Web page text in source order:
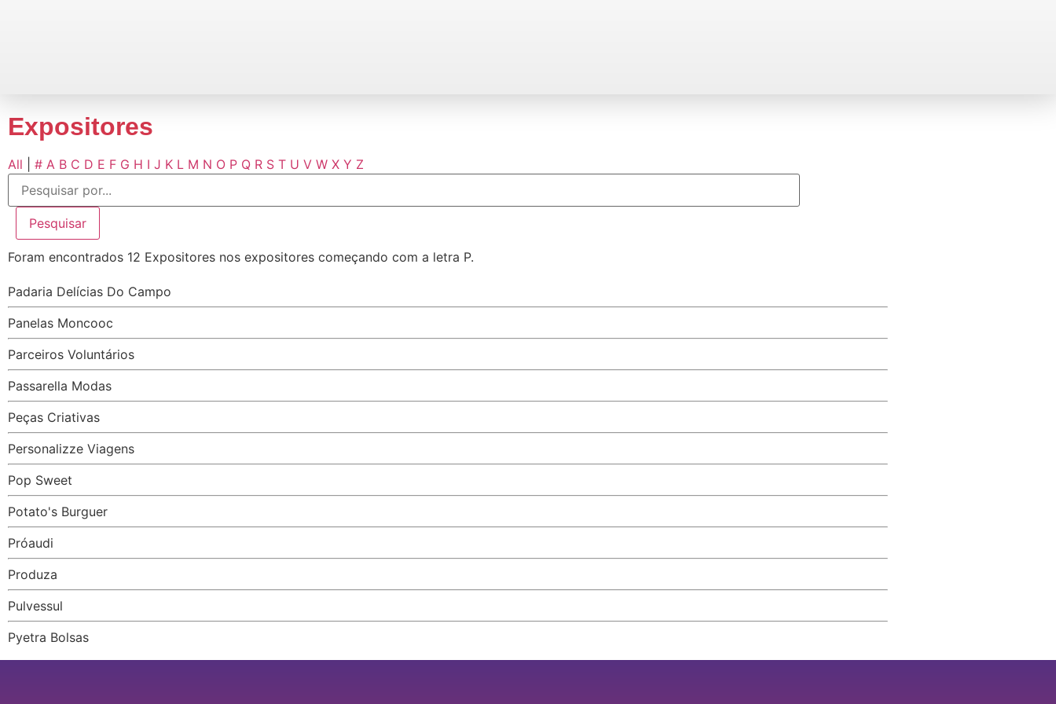
Expositores
All # A B C D E F G H I J K L M N O P Q R S T U V W X Y Z
Foram encontrados 12 Expositores nos expositores começando com a letra P.
Padaria Delícias Do Campo
Panelas Moncooc
Parceiros Voluntários
Passarella Modas
Peças Criativas
Personalizze Viagens
Pop Sweet
Potato's Burguer
Próaudi
Produza
Pulvessul
Pyetra Bolsas